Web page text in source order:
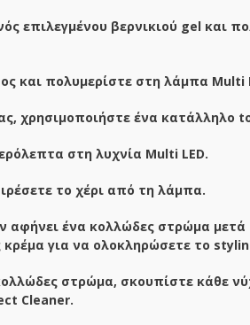
επιλεγμένου βερνικιού gel και
και πολυμερίστε στη λάμπα Multi
χρησιμοποιήστε ένα κατάλληλο
στη λυχνία Multi LED.
το χέρι από τη λάμπα.
αφήνει ένα κολλώδες στρώμα
για να ολοκληρώσετε το
στρώμα, σκουπίστε κάθε
Cleaner.